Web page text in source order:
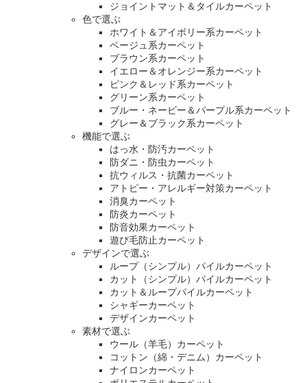
ジョイントマット＆タイルカーペット
色で選ぶ
ホワイト＆アイボリー系カーペット
ベージュ系カーペット
ブラウン系カーペット
イエロー＆オレンジー系カーペット
ピンク＆レッド系カーペット
グリーン系カーペット
ブルー・ネービー＆パープル系カーペット
グレー＆ブラック系カーペット
機能で選ぶ
はっ水・防汚カーペット
防ダニ・防虫カーペット
抗ウィルス・抗菌カーペット
アトピー・アレルギー対策カーペット
消臭カーペット
防炎カーペット
防音効果カーペット
遊び毛防止カーペット
デザインで選ぶ
ループ（シンプル）パイルカーペット
カット（シンプル）パイルカーペット
カット＆ループパイルカーペット
シャギーカーペット
デザインカーペット
素材で選ぶ
ウール（羊毛）カーペット
コットン（綿・デニム）カーペット
ナイロンカーペット